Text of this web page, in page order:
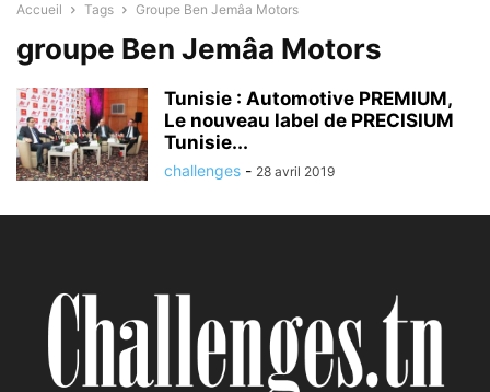
Accueil Tags Groupe Ben Jemâa Motors
groupe Ben Jemâa Motors
Tunisie : Automotive PREMIUM,
Le nouveau label de PRECISIUM
Tunisie...
challenges - 28 avril 2019